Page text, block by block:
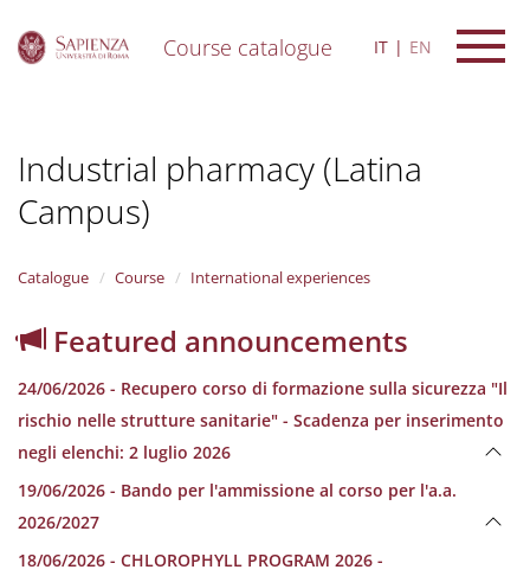
Course catalogue IT EN
Industrial pharmacy (Latina
Campus)
Catalogue Course International experiences
Featured announcements
24/06/2026 - Recupero corso di formazione sulla sicurezza "Il
rischio nelle strutture sanitarie" - Scadenza per inserimento
negli elenchi: 2 luglio 2026
19/06/2026 - Bando per l'ammissione al corso per l'a.a.
2026/2027
18/06/2026 - CHLOROPHYLL PROGRAM 2026 -